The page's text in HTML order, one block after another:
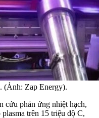
(Ảnh: Zap Energy).
cứu phản ứng nhiệt hạch,
trên 15 triệu độ C,